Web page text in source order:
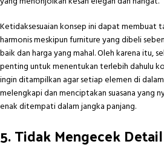
Ketidaksesuaian konsep ini dapat membuat
harmonis meskipun furniture yang dibeli
baik dan harga yang mahal. Oleh karena itu,
penting untuk menentukan terlebih dahulu
ingin ditampilkan agar setiap elemen di
melengkapi dan menciptakan suasana yang
enak ditempati dalam jangka panjang.
5. Tidak Mengecek